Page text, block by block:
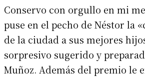
Conservo con orgullo en mi
puse en el pecho de Néstor la
de la ciudad a sus mejores
sorpresivo sugerido y
Muñoz. Además del premio le